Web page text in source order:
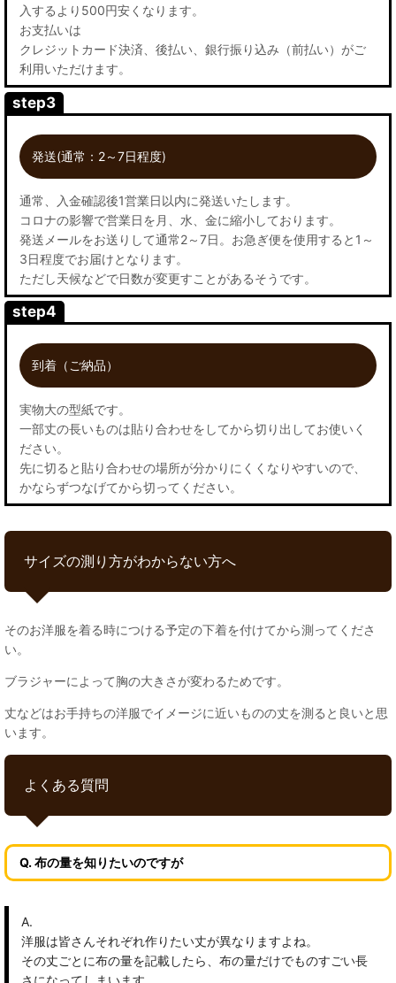
入するより500円安くなります。
お支払いは
クレジットカード決済、後払い、銀行振り込み（前払い）がご
利用いただけます。
step3
発送(通常：2～7日程度)
通常、入金確認後1営業日以内に発送いたします。
コロナの影響で営業日を月、水、金に縮小しております。
発送メールをお送りして通常2～7日。お急ぎ便を使用すると1～
3日程度でお届けとなります。
ただし天候などで日数が変更すことがあるそうです。
step4
到着（ご納品）
実物大の型紙です。
一部丈の長いものは貼り合わせをしてから切り出してお使いく
ださい。
先に切ると貼り合わせの場所が分かりにくくなりやすいので、
かならずつなげてから切ってください。
サイズの測り方がわからない方へ
そのお洋服を着る時につける予定の下着を付けてから測ってくださ
い。
ブラジャーによって胸の大きさが変わるためです。
丈などはお手持ちの洋服でイメージに近いものの丈を測ると良いと思
います。
よくある質問
Q. 布の量を知りたいのですが
A.
洋服は皆さんそれぞれ作りたい丈が異なりますよね。
その丈ごとに布の量を記載したら、布の量だけでものすごい長